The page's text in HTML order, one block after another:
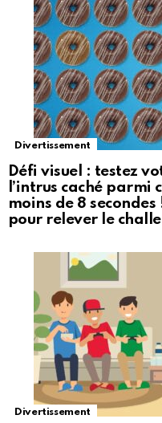
Divertissement
Défi visuel : testez
l’intrus caché parmi
moins de 8
pour relever le
Divertissement